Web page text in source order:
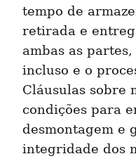
tempo de
retirada e
ambas as
incluso e o
Cláusulas sobre
condições para
desmontagem e
integridade dos